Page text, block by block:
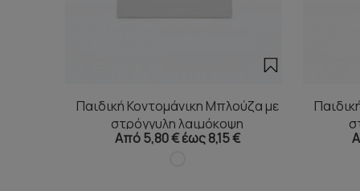
Παιδική Κοντομάνικη Μπλούζα με
στρόγγυλη λαιμόκοψη
Από 5,80 € έως 8,15 €